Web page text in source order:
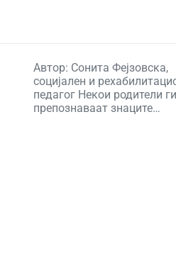
Автор: Сонита Фејзовска,
социјален и
педагог Некои родители ги
препознаваат знаците…